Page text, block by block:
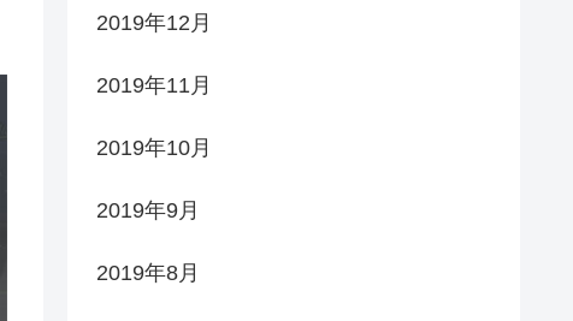
2019年12月
2019年11月
2019年10月
2019年9月
2019年8月